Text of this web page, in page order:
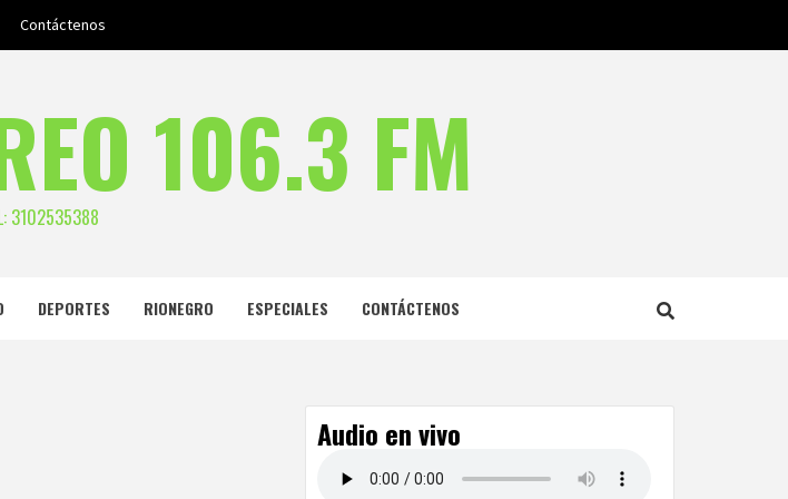
Contáctenos
106.3 FM
3102535388
DEPORTES RIONEGRO ESPECIALES CONTÁCTENOS
Audio en vivo